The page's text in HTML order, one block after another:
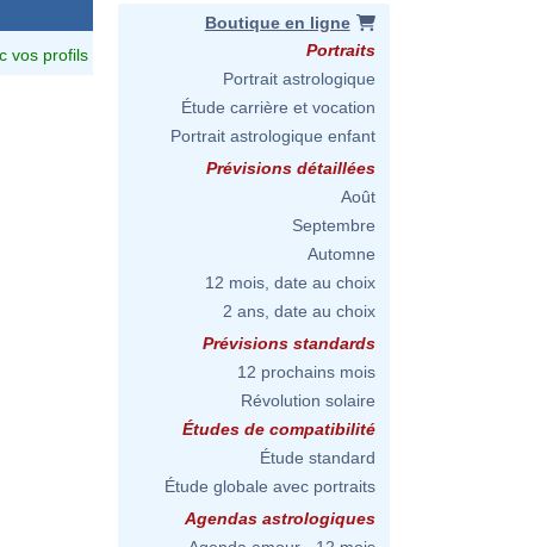
vos profils
Boutique en ligne
Portraits
Portrait astrologique
Étude carrière et vocation
Portrait astrologique enfant
Prévisions détaillées
Août
Septembre
Automne
12 mois, date au choix
2 ans, date au choix
Prévisions standards
12 prochains mois
Révolution solaire
Études de compatibilité
Étude standard
Étude globale avec portraits
Agendas astrologiques